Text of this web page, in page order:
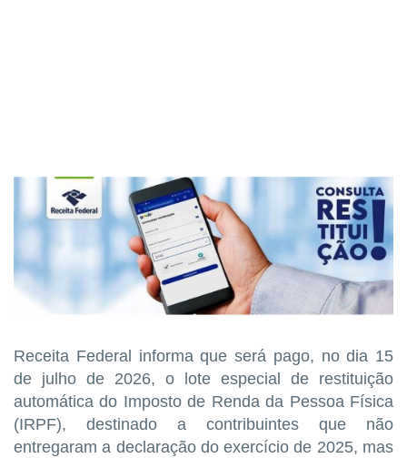
Receita Federal informa que será pago, no dia 15
de julho de 2026, o lote especial de restituição
automática do Imposto de Renda da Pessoa Física
(IRPF), destinado a contribuintes que não
entregaram a declaração do exercício de 2025, mas